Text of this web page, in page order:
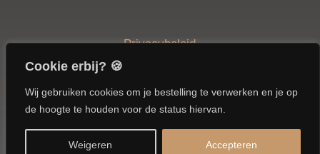
Cookie erbij? 🍪
Wij gebruiken cookies om je bestelling te verwerken en je op
de hoogte te houden voor de status hiervan.
Weigeren Accepteren
Privacybeleid
© 2026 Frietmeester | Website door
Quist
ICT B.V.